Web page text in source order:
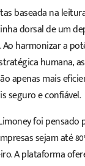
baseada na
dorsal de um
harmonizar a
humana,
apenas mais
seguro e confiável.
foi pensado
sejam até
A plataforma